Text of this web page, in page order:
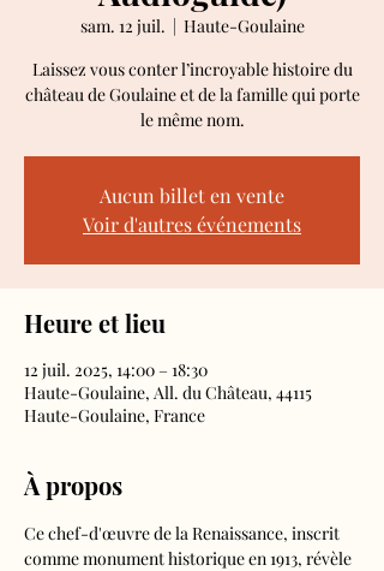
sam. 12 juil.
  |
Haute-Goulaine
Laissez vous conter l’incroyable histoire du
château de Goulaine et de la famille qui porte
le même nom.
Aucun billet en vente
Voir d'autres événements
Heure et lieu
12 juil. 2025, 14:00 – 18:30
Haute-Goulaine, All. du Château, 44115
Haute-Goulaine, France
À propos
Ce chef-d'œuvre de la Renaissance, inscrit
comme monument historique en 1913, révèle